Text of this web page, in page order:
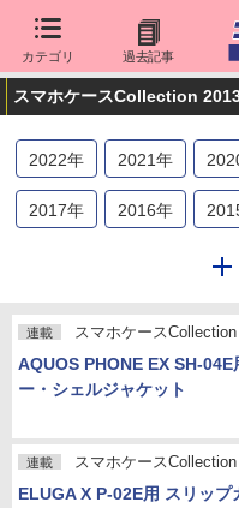
カテゴリ 過去記事
スマホケースCollection
2022年 2021年
2017年 2016年
連載 スマホケースCollection
AQUOS PHONE EX SH-
ー・シェルジャケット
連載 スマホケースCollection
ELUGA X P-02E用 スリップ